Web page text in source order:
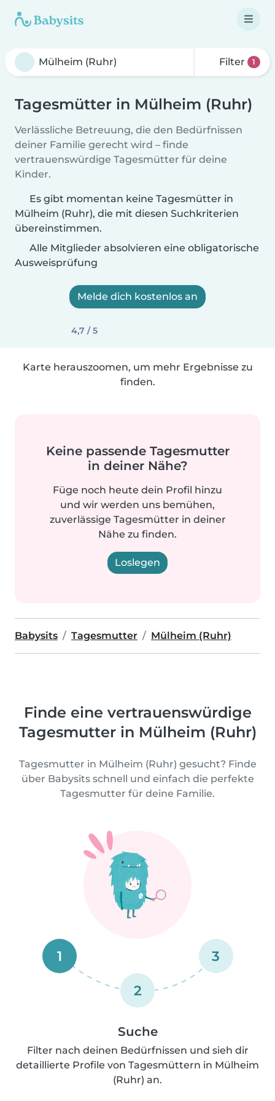
Filter 1
Tagesmütter in Mülheim (Ruhr)
Verlässliche Betreuung, die den Bedürfnissen
deiner Familie gerecht wird – finde
vertrauenswürdige Tagesmütter für deine
Kinder.
Es gibt momentan keine Tagesmütter in
Mülheim (Ruhr), die mit diesen Suchkriterien
übereinstimmen.
Alle Mitglieder absolvieren eine obligatorische
Ausweisprüfung
Melde dich kostenlos an
4,7 / 5
Karte herauszoomen, um mehr Ergebnisse zu
finden.
Keine passende Tagesmutter
in deiner Nähe?
Füge noch heute dein Profil hinzu
und wir werden uns bemühen,
zuverlässige Tagesmütter in deiner
Nähe zu finden.
Loslegen
Babysits Tagesmutter Mülheim (Ruhr)
Finde eine vertrauenswürdige
Tagesmutter in Mülheim (Ruhr)
Tagesmutter in Mülheim (Ruhr) gesucht? Finde
über Babysits schnell und einfach die perfekte
Tagesmutter für deine Familie.
1
2
3
Suche
Filter nach deinen Bedürfnissen und sieh dir
detaillierte Profile von Tagesmüttern in Mülheim
(Ruhr) an.